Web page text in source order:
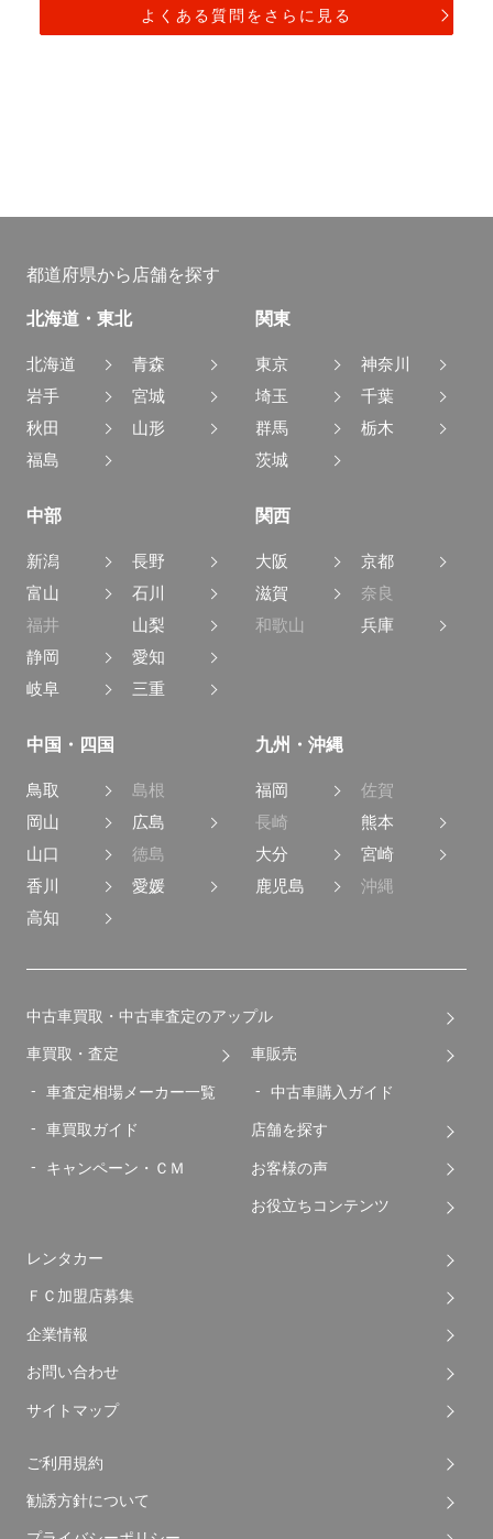
よくある質問をさらに見る
都道府県から店舗を探す
北海道・東北
北海道
青森
岩手
宮城
秋田
山形
福島
関東
東京
神奈川
埼玉
千葉
群馬
栃木
茨城
中部
新潟
長野
富山
石川
福井
山梨
静岡
愛知
岐阜
三重
関西
大阪
京都
滋賀
奈良
和歌山
兵庫
中国・四国
鳥取
島根
岡山
広島
山口
徳島
香川
愛媛
高知
九州・沖縄
福岡
佐賀
長崎
熊本
大分
宮崎
鹿児島
沖縄
中古車買取・中古車査定のアップル
車買取・査定
車査定相場メーカー一覧
車買取ガイド
キャンペーン・ＣＭ
車販売
中古車購入ガイド
店舗を探す
お客様の声
お役立ちコンテンツ
レンタカー
ＦＣ加盟店募集
企業情報
お問い合わせ
サイトマップ
ご利用規約
勧誘方針について